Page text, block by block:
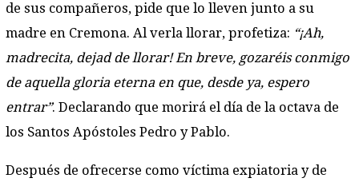
de sus compañeros, pide que lo lleven junto a su
madre en Cremona. Al verla llorar, profetiza: “¡Ah,
madrecita, dejad de llorar! En breve, gozaréis conmigo
de aquella gloria eterna en que, desde ya, espero
entrar”. Declarando que morirá el día de la octava de
los Santos Apóstoles Pedro y Pablo.
Después de ofrecerse como víctima expiatoria y de